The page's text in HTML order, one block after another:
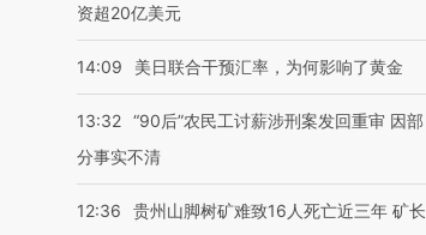
资超20亿美元
14:09 美日联合干预汇率，为何影响了黄金
13:32 “90后”农民工讨薪涉刑案发回重审 因部
分事实不清
12:36
贵州山脚树矿难致16人死亡近三年 矿长